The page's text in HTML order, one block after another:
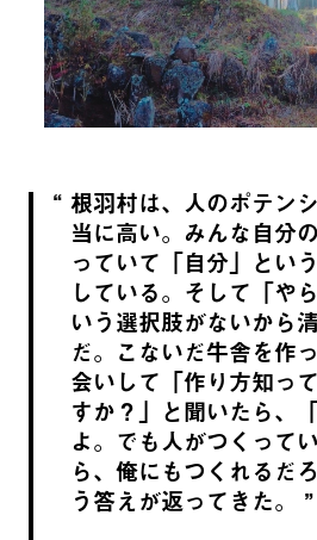
根羽村は、人のポテン
当に高い。みんな自分
っていて「自分」とい
している。そして「や
いう選択肢がないから
だ。こないだ牛舎を作
会いして「作り方知っ
すか？」と聞いたら、
よ。でも人がつくって
ら、俺にもつくれるだ
う答えが返ってきた。